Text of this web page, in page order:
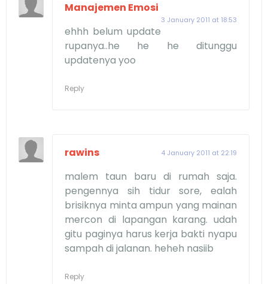
Manajemen Emosi
3 January 2011 at 18:53
ehhh belum update
rupanya..he he he ditunggu
updatenya yoo
Reply
rawins 4 January 2011 at 22:19
malem taun baru di rumah saja.
pengennya sih tidur sore, ealah
brisiknya minta ampun yang mainan
mercon di lapangan karang. udah
gitu paginya harus kerja bakti nyapu
sampah di jalanan. heheh nasiib
Reply